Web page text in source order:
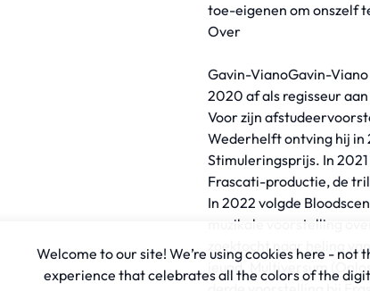
toe-eigenen om onszelf
Over
Gavin-VianoGavin-
2020 af als regisseur
Voor zijn
Wederhelft ontving hij in
Stimuleringsprijs. In
Frascati-productie, de
In 2022 volgde
muzikale voorstelling
zoektocht naar heling
jeugd. Multiversum
Welcome to our site! We’re using cookies here -
experience that celebrates all the colors of the